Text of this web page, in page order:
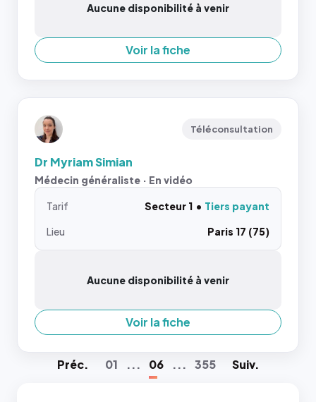
Aucune disponibilité à venir
Voir la fiche
Téléconsultation
Dr Myriam Simian
Médecin généraliste · En vidéo
Tarif Secteur 1
Tiers payant
Lieu
Paris 17 (75)
Aucune disponibilité à venir
Voir la fiche
Préc. 01 ... 06 ... 355 Suiv.